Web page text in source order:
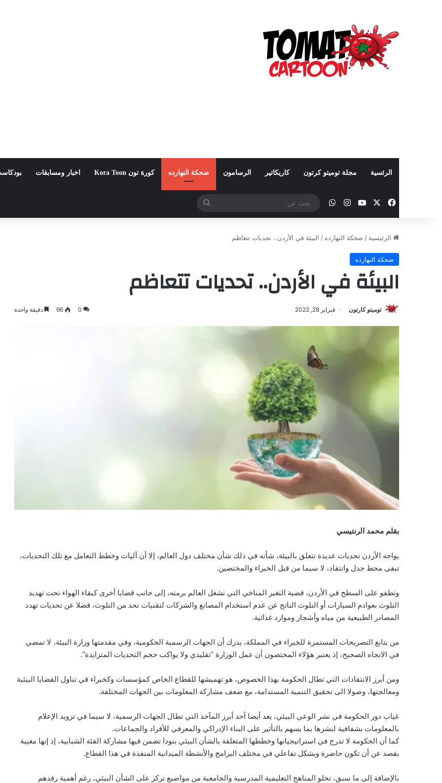
الرئسية مجلة توميتو كرتون كاريكاتير الرسامون ضحكة النهارده كورة تون Kora Toon اخبار ومسابقات
فيسبوك ‫YouTube
انستقرامواتساب
بحث
عن
الرئيسية / ضحكة النهارده / البيئة في الأردن.. تحديات تتعاظم
ضحكة النهارده
البيئة في الأردن.. تحديات تتعاظم
توميتو كارتون فبراير 28, 2022 0
96 دقيقة واحدة
بقلم محمد الرنتيسي
يواجه الأردن تحديات عديدة تتعلق بالبيئة، شأنه في ذلك شأن مختلف دول العالم، إلا أن آليات وخطط التعامل مع تلك التحديات،
تبقى محط جدل وانتقاد، لا سيما من قبل الخبراء والمختصين.
وتطفو على السطح في الأردن، قضية التغير المناخي التي تشغل العالم برمته، إلى جانب قضايا أخرى كبقاء الهواء تحت تهديد
التلوث بعوادم السيارات أو التلوث الناتج عن عدم استخدام المصانع والشركات لتقنيات تحد من التلوث، فضلا عن تحديات تهدد
المصادر الطبيعية من مياه وأشجار وموارد غذائية.
من يتابع التصريحات المستمرة للخبراء في المملكة، يدرك أن الجهات الرسمية الحكومية، وفي مقدمتها وزارة البيئة، لا تمضي
في الاتجاه الصحيح، إذ يعتبر هؤلاء المختصون أن عمل الوزارة “تقليدي ولا يواكب حجم التحديات المتزايدة”.
ومن أبرز الانتقادات التي تطال الحكومة بهذا الخصوص، هو تهميشها للقطاع الخاص كمؤسسات وكخبراء في تناول القضايا البيئية
ومعالجتها، وصولا الى تحقيق التنمية المستدامة، مع ضعف مشاركة المعلومات بين الجهات المختلفة.
غياب دور الحكومة في نشر الوعي البيئي، يعد أيضا أحد أبرز المآخذ التي تطال الجهات الرسمية، لا سيما في تزويد الإعلام
بالمعلومات بشفافية لنشرها بما يسهم بالتأثير على البناء الإدراكي والمعرفي للأفراد والجماعات.
كما أن الحكومة لا تدرج في استراتيجياتها وخططها المتعلقة بالشأن البيئي بنودا تضمن فيها مشاركة الفئة الشبابية، إذ إنها مغيبة
بقصد عن أن تكون حاضرة وبشكل تفاعلي في مختلف البرامج والأنشطة الميدانية المنفذة في هذا القطاع.
بالإضافة إلى ما سبق، تخلو المناهج التعليمية المدرسية والجامعية من مواضيع تركز على الشأن البيئي، رغم أهمية رفدهم